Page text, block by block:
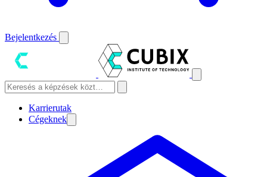
Bejelentkezés
Karrierutak
Cégeknek